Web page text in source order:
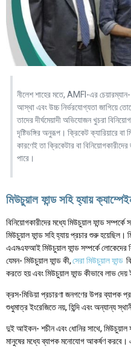
নীলেশ শাহের মতে, AMFI-এর
আস্থা এবং উচ্চ নির্ভরযোগ্যতা জাগিয়ে
তাদের দীর্ঘমেয়াদী অভিযোজন খুচরা
দৃষ্টিভঙ্গির অনুরূপ। ক্রিকেট ক্যারিয়ারে বা
কারণেই তা ক্রিকেটার বা
পারে।
মিউচুয়াল ফান্ড সহি হ্যায়
বিনিয়োগকারীদের মধ্যে মিউচুয়াল ফান্ড
মিউচুয়াল ফান্ড সহি হ্যায় প্রচার শুরু হয়েছিল।
এএমএফআই মিউচুয়াল ফান্ড সম্পর্কে লোকেদের
যেমন- মিউচুয়াল ফান্ড কী,সেরা মিউচুয়াল ফান্ড
করতে হয় এবং মিউচুয়াল ফান্ড কীভাবে লাভ দেয়
ক্রস-মিডিয়া প্রচারণা জনগণের উপর ব্যাপক
শুধুমাত্র ইংরেজিতে নয়, হিন্দি এবং অন্যান্য
দুই আইকন- শচীন এবং ধোনির সাথে, মিউচুয়াল
মানুষের মধ্যে ব্যাপক মনোযোগ আকর্ষণ